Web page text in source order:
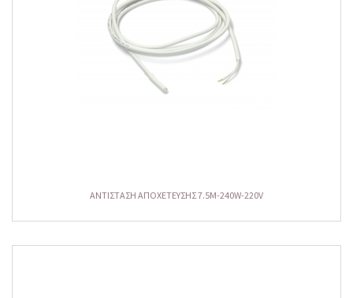
ΑΝΤΙΣΤΑΣΗ ΑΠΟΧΕΤΕΥΣΗΣ 7.5M-240W-220V